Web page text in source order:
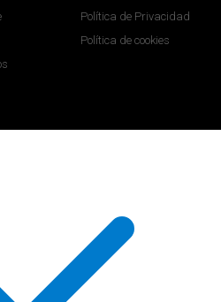
Política de Privacidad
Política de cookies